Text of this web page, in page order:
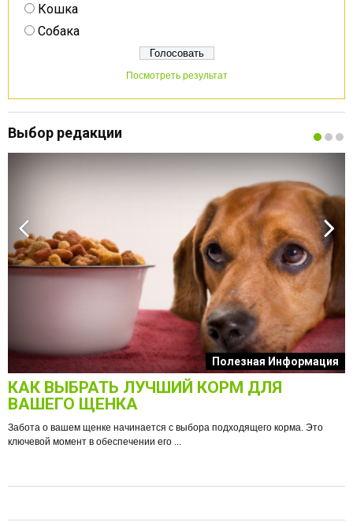
Кошка
Собака
Посмотреть результат
Выбор редакции
Полезная Информация
КАК ВЫБРАТЬ ЛУЧШИЙ КОРМ ДЛЯ
ВАШЕГО ЩЕНКА
Забота о вашем щенке начинается с выбора подходящего корма. Это
ключевой момент в обеспечении его ...